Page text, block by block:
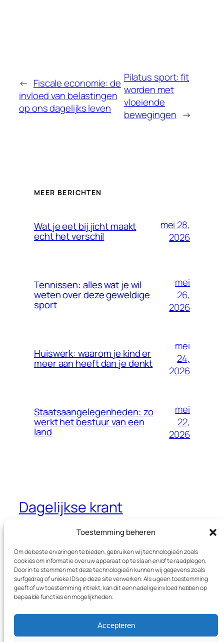
Toestemming beheren
Om de beste ervaringen te bieden, gebruiken wij technologieën zoals
cookies om informatie over uw apparaat op te slaan en/of te raadplegen.
Door in te stemmen met deze technologieën kunnen wij gegevens zoals
surfgedrag of unieke ID's op deze site verwerken. Als u geen toestemming
geeft of uw toestemming intrekt, kan dit een nadelige invloed hebben op
bepaalde functies en mogelijkheden.
Accepteren
← Fiscale economie: de
invloed van belastingen
op ons dagelijks leven
Pilatus sport: fit
worden met
vloeiende
bewegingen →
MEER BERICHTEN
Wat je eet bij jicht maakt
echt het verschil
mei 28,
2026
Tennissen: alles wat je wil
weten over deze geweldige
sport
mei
26,
2026
Huiswerk: waarom je kind er
meer aan heeft dan je denkt
mei
24,
2026
Staatsaangelegenheden: zo
werkt het bestuur van een
land
mei
22,
2026
Dagelijkse krant
Jouw dagelijkse krant met interessante
Blog
Over
Evenementen
Winkel